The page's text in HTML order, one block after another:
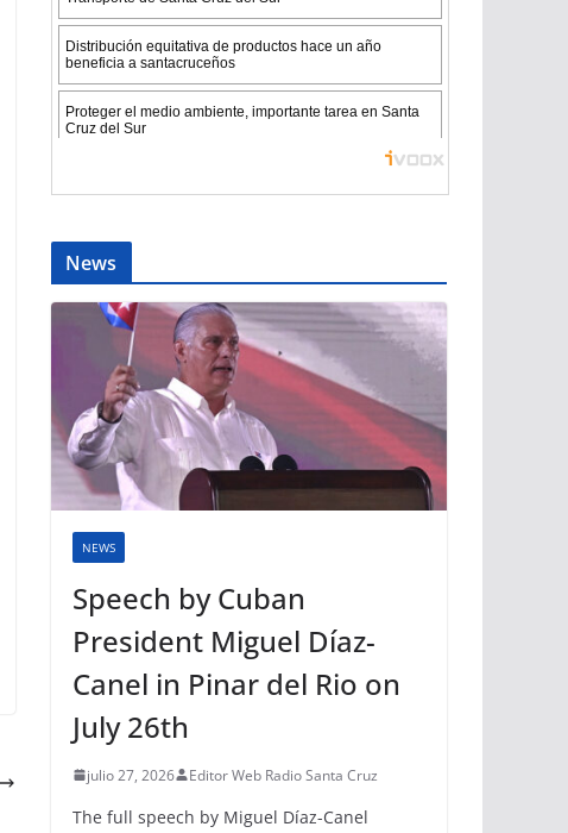
News
NEWS
Speech by Cuban
President Miguel Díaz-
Canel in Pinar del Rio on
July 26th
julio 27, 2026 Editor Web Radio Santa Cruz
The full speech by Miguel Díaz-Canel